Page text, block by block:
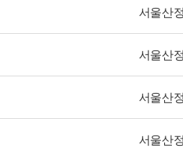
서울산
서울산
서울산
서울산